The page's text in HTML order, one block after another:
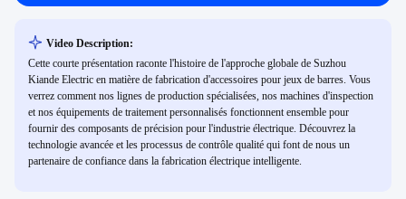
Video Description:
Cette courte présentation raconte l'histoire de l'approche globale de Suzhou
Kiande Electric en matière de fabrication d'accessoires pour jeux de barres. Vous
verrez comment nos lignes de production spécialisées, nos machines d'inspection
et nos équipements de traitement personnalisés fonctionnent ensemble pour
fournir des composants de précision pour l'industrie électrique. Découvrez la
technologie avancée et les processus de contrôle qualité qui font de nous un
partenaire de confiance dans la fabrication électrique intelligente.